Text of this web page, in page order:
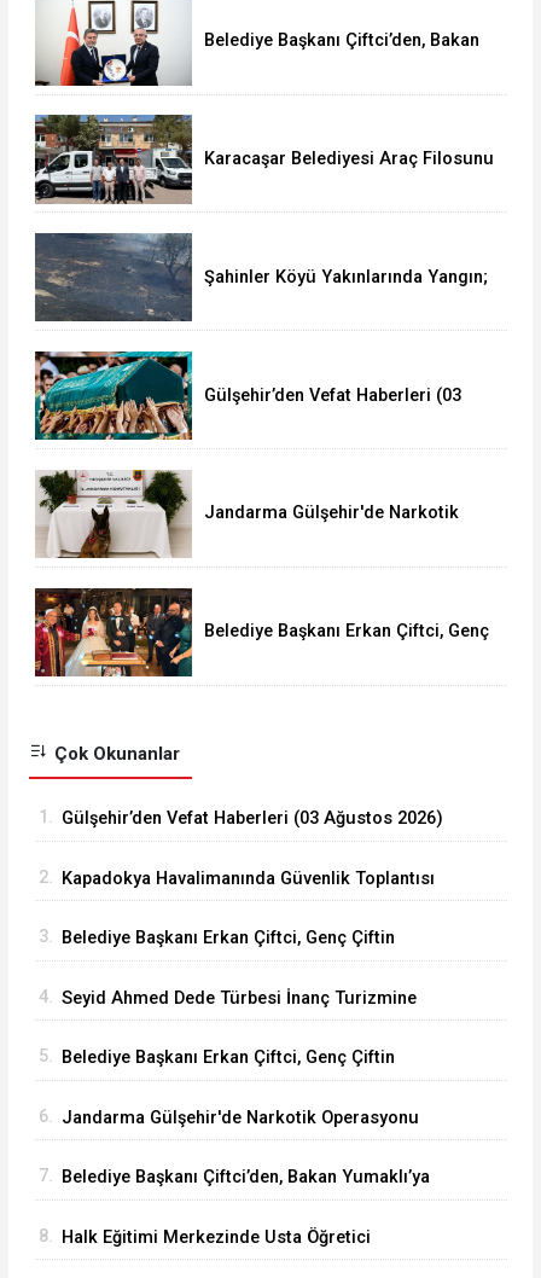
Belediye Başkanı Çiftci’den, Bakan
Karacaşar Belediyesi Araç Filosunu
Şahinler Köyü Yakınlarında Yangın;
Gülşehir’den Vefat Haberleri (03
Jandarma Gülşehir'de Narkotik
Belediye Başkanı Erkan Çiftci, Genç
Çok Okunanlar
1. Gülşehir’den Vefat Haberleri (03 Ağustos 2026)
2. Kapadokya Havalimanında Güvenlik Toplantısı
3. Belediye Başkanı Erkan Çiftci, Genç Çiftin
4. Seyid Ahmed Dede Türbesi İnanç Turizmine
5. Belediye Başkanı Erkan Çiftci, Genç Çiftin
6. Jandarma Gülşehir'de Narkotik Operasyonu
7. Belediye Başkanı Çiftci’den, Bakan Yumaklı’ya
8. Halk Eğitimi Merkezinde Usta Öğretici